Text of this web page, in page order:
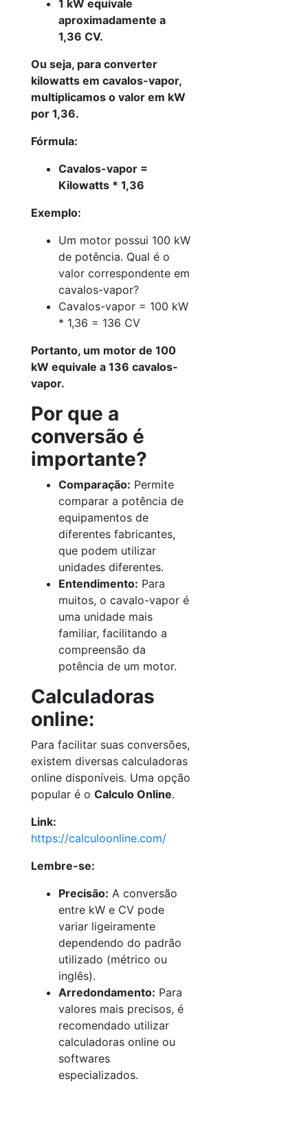
1 kW equivale
aproximadamente a
1,36 CV.
Ou seja, para converter
kilowatts em cavalos-vapor,
multiplicamos o valor em kW
por 1,36.
Fórmula:
Cavalos-vapor =
Kilowatts * 1,36
Exemplo:
Um motor possui 100 kW
de potência. Qual é o
valor correspondente em
cavalos-vapor?
Cavalos-vapor = 100 kW
* 1,36 = 136 CV
Portanto, um motor de 100
kW equivale a 136 cavalos-
vapor.
Por que a
conversão é
importante?
Comparação: Permite
comparar a potência de
equipamentos de
diferentes fabricantes,
que podem utilizar
unidades diferentes.
Entendimento: Para
muitos, o cavalo-vapor é
uma unidade mais
familiar, facilitando a
compreensão da
potência de um motor.
Calculadoras
online:
Para facilitar suas conversões,
existem diversas calculadoras
online disponíveis. Uma opção
popular é o Calculo Online.
Link:
https://calculoonline.com/
Lembre-se:
Precisão: A conversão
entre kW e CV pode
variar ligeiramente
dependendo do padrão
utilizado (métrico ou
inglês).
Arredondamento: Para
valores mais precisos, é
recomendado utilizar
calculadoras online ou
softwares
especializados.